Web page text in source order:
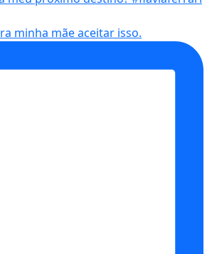
minha mãe aceitar isso.